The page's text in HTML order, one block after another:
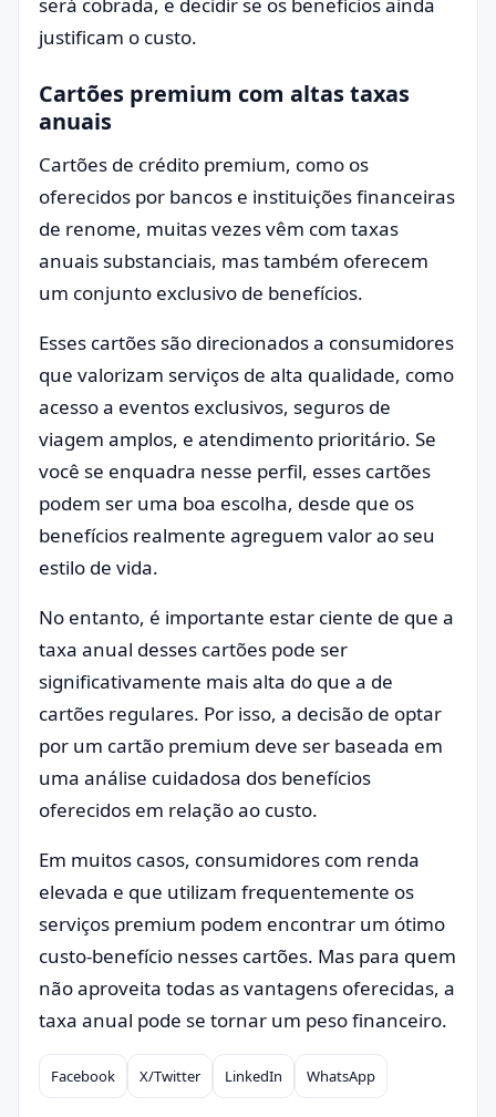
justificam o custo.
Cartões premium com altas taxas
anuais
Cartões de crédito premium, como os
oferecidos por bancos e instituições financeiras
de renome, muitas vezes vêm com taxas
anuais substanciais, mas também oferecem
um conjunto exclusivo de benefícios.
Esses cartões são direcionados a consumidores
que valorizam serviços de alta qualidade, como
acesso a eventos exclusivos, seguros de
viagem amplos, e atendimento prioritário. Se
você se enquadra nesse perfil, esses cartões
podem ser uma boa escolha, desde que os
benefícios realmente agreguem valor ao seu
estilo de vida.
No entanto, é importante estar ciente de que a
taxa anual desses cartões pode ser
significativamente mais alta do que a de
cartões regulares. Por isso, a decisão de optar
por um cartão premium deve ser baseada em
uma análise cuidadosa dos benefícios
oferecidos em relação ao custo.
Em muitos casos, consumidores com renda
elevada e que utilizam frequentemente os
serviços premium podem encontrar um ótimo
custo-benefício nesses cartões. Mas para quem
não aproveita todas as vantagens oferecidas, a
taxa anual pode se tornar um peso financeiro.
Compartilhar
Facebook X/Twitter LinkedIn WhatsApp